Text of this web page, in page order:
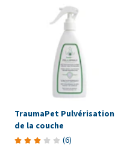
TraumaPet Pulvérisation
de la couche
(6)